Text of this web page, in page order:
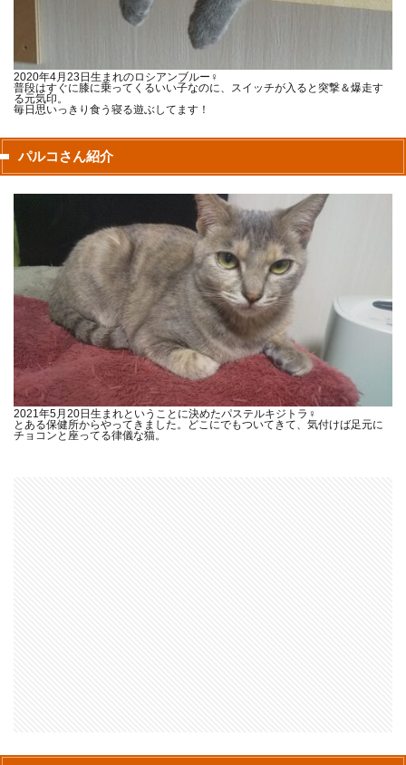
2020年4月23日生まれのロシアンブルー♀
普段はすぐに膝に乗ってくるいい子なのに、スイッチが入ると突撃＆爆走す
る元気印。
毎日思いっきり食う寝る遊ぶしてます！
パルコさん紹介
2021年5月20日生まれということに決めたパステルキジトラ♀
とある保健所からやってきました。どこにでもついてきて、気付けば足元に
チョコンと座ってる律儀な猫。